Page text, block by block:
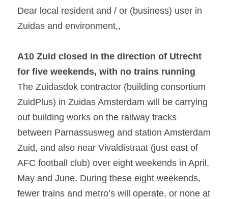
Dear local resident and / or (business) user in
Zuidas and environment,,
A10 Zuid closed in the direction of Utrecht
for five weekends, with no trains running
The Zuidasdok contractor (building consortium
ZuidPlus) in Zuidas Amsterdam will be carrying
out building works on the railway tracks
between Parnassusweg and station Amsterdam
Zuid, and also near Vivaldistraat (just east of
AFC football club) over eight weekends in April,
May and June. During these eight weekends,
fewer trains and metro’s will operate, or none at